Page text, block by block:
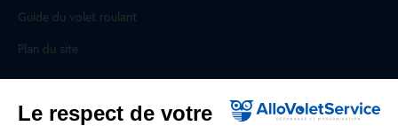
Guide du volet roulant
Plan du site
Pour les professionnels
Le respect de votre